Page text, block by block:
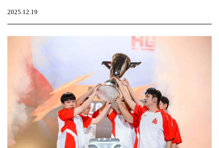
2025.12.19